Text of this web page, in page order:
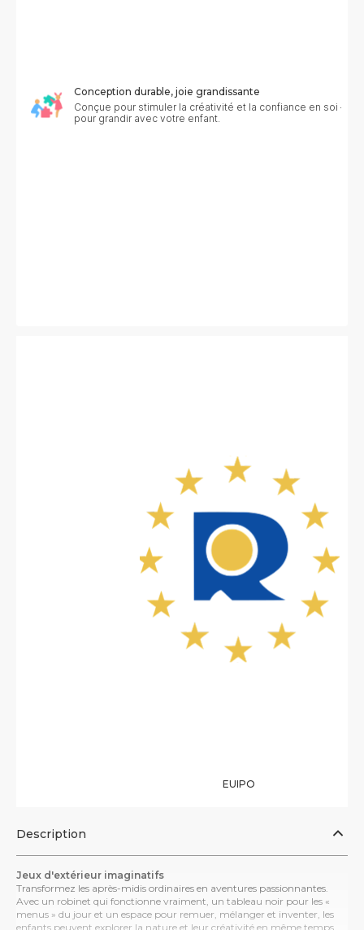
Conception durable, joie grandissante
Conçue pour stimuler la créativité et la confiance en soi —
pour grandir avec votre enfant.
EUIPO
Description
Jeux d'extérieur imaginatifs
Transformez les après-midis ordinaires en aventures passionnantes.
Avec un robinet qui fonctionne vraiment, un tableau noir pour les «
menus » du jour et un espace pour remuer, mélanger et inventer, les
enfants peuvent explorer la nature et leur créativité en même temps.